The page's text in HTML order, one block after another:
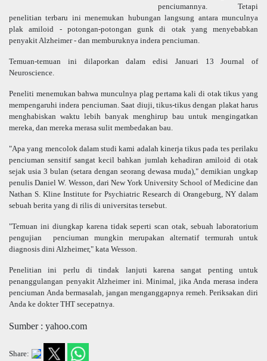
penciumannya. Tetapi
penelitian terbaru ini menemukan hubungan langsung antara munculnya
plak amiloid - potongan-potongan gunk di otak yang menyebabkan
penyakit Alzheimer - dan memburuknya indera penciuman.
Temuan-temuan ini dilaporkan dalam edisi Januari 13 Journal of
Neuroscience.
Peneliti menemukan bahwa munculnya plag pertama kali di otak tikus yang
mempengaruhi indera penciuman. Saat diuji, tikus-tikus dengan plakat harus
menghabiskan waktu lebih banyak menghirup bau untuk mengingatkan
mereka, dan mereka merasa sulit membedakan bau.
"Apa yang mencolok dalam studi kami adalah kinerja tikus pada tes perilaku
penciuman sensitif sangat kecil bahkan jumlah kehadiran amiloid di otak
sejak usia 3 bulan (setara dengan seorang dewasa muda)," demikian ungkap
penulis Daniel W. Wesson, dari New York University School of Medicine dan
Nathan S. Kline Institute for Psychiatric Research di Orangeburg, NY dalam
sebuah berita yang di rilis di universitas tersebut.
"Temuan ini diungkap karena tidak seperti scan otak, sebuah laboratorium
pengujian
penciuman mungkin merupakan alternatif termurah untuk
diagnosis dini Alzheimer," kata Wesson.
Penelitian ini perlu di tindak lanjuti karena sangat penting untuk
penanggulangan penyakit Alzheimer ini. Minimal, jika Anda merasa indera
penciuman Anda bermasalah, jangan menganggapnya remeh. Periksakan diri
Anda ke dokter THT secepatnya.
Sumber : yahoo.com
Share: